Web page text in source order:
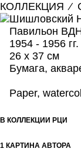
КОЛЛЕКЦИЯ ⁄
Шишловский
Павильон
1954 - 1956 гг.
26 х 37 см
Бумага,
Paper,
В КОЛЛЕКЦИИ РЦИ
1 КАРТИНА АВТОРА